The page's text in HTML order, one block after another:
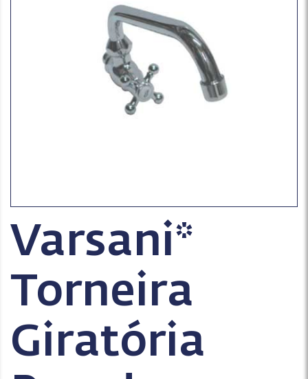
Varsani*
Torneira
Giratória